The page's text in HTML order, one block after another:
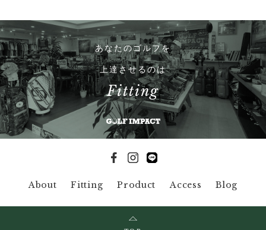
あなたのゴルフを
上達させるのは
Fitting
About Fitting Product Access Blog